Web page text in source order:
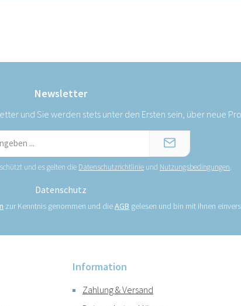
Newsletter
und Sie werden stets unter den Ersten sein, über neue
und es gelten die Datenschutzrichtlinie und Nutzungsbedingungen.
Datenschutz
zur Kenntnis genommen und dieAGB gelesen und bin mit ihnen
Information
Zahlung & Versand